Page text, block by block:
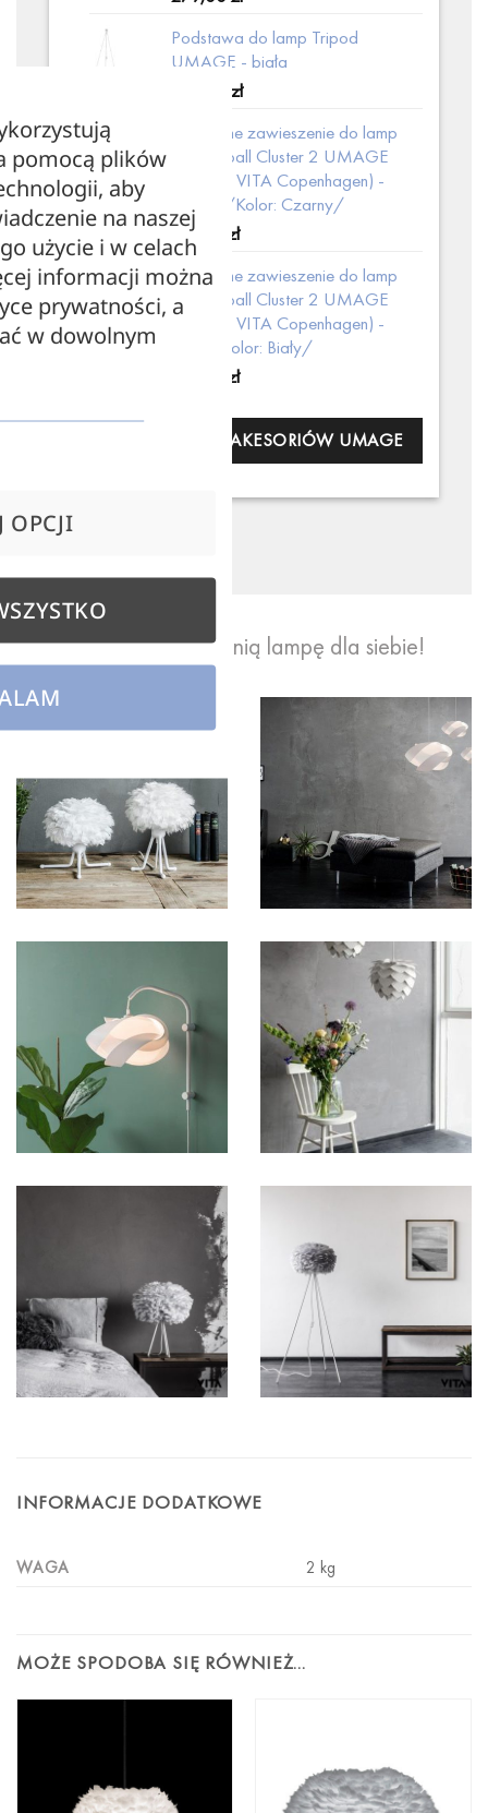
Podstawa do lamp Tripod
UMAGE - biała
zł
Podwójne zawieszenie do lamp
Cannonball Cluster 2 UMAGE
(dawniej VITA Copenhagen) -
czarne /Kolor: Czarny/
319,00
zł
Podwójne zawieszenie do lamp
Cannonball Cluster 2 UMAGE
(dawniej VITA Copenhagen) -
białe /Kolor: Biały/
zł
PEŁNA KOLEKCJA AKESORIÓW UMAGE
Stwórz odpowiednią lampę dla siebie!
INFORMACJE DODATKOWE
WAGA 2 kg
MOŻE SPODOBA SIĘ RÓWNIEŻ…
pomocą plików
aby
na naszej
użycie i w celach
informacji można
prywatności, a
w dowolnym
OPCJI